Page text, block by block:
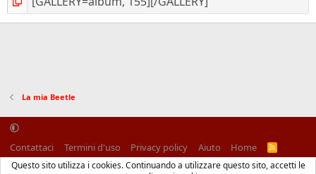
La mia Beetle
Contattaci Termini d'uso Privacy policy Aiuto Home
R
S
S
®
Questo sito utilizza i cookies. Continuando a utilizzare questo sito, accetti le